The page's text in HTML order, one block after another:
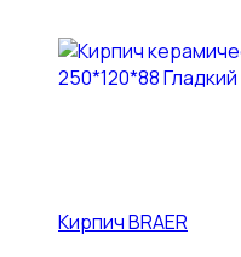
Кирпич BRAER